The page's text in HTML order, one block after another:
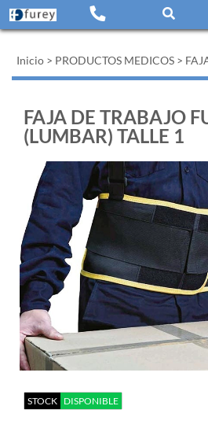
Inicio > PRODUCTOS MEDICOS >
FAJA DE TRABAJO
(LUMBAR) TALLE 1
STOCK DISPONIBLE